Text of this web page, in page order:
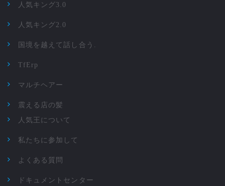
人気キング3.0
人気キング2.0
国境を越えて話し合う.
TfErp
マルチヘアー
震える店の髪
人気王について
私たちに参加して
よくある質問
ドキュメントセンター